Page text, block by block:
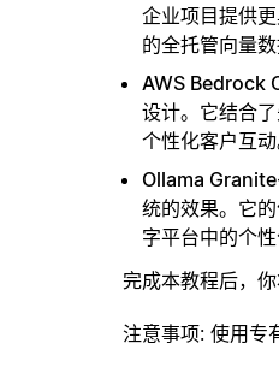
企业项目提供
的全托管向量
AWS Bedrock
设计。它结合
个性化客户互
Ollama
统的效果。它
字平台中的个性
完成本教程后，
注意事项: 使用专